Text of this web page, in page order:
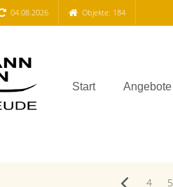
04.08.2026 Objekte: 184
Start Angebote
4 5